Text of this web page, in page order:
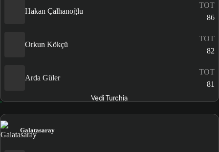
Hakan Çalhanoğlu
TOT
86
Orkun Kökçü
TOT
82
Arda Güler
TOT
81
Vedi Turchia
Galatasaray